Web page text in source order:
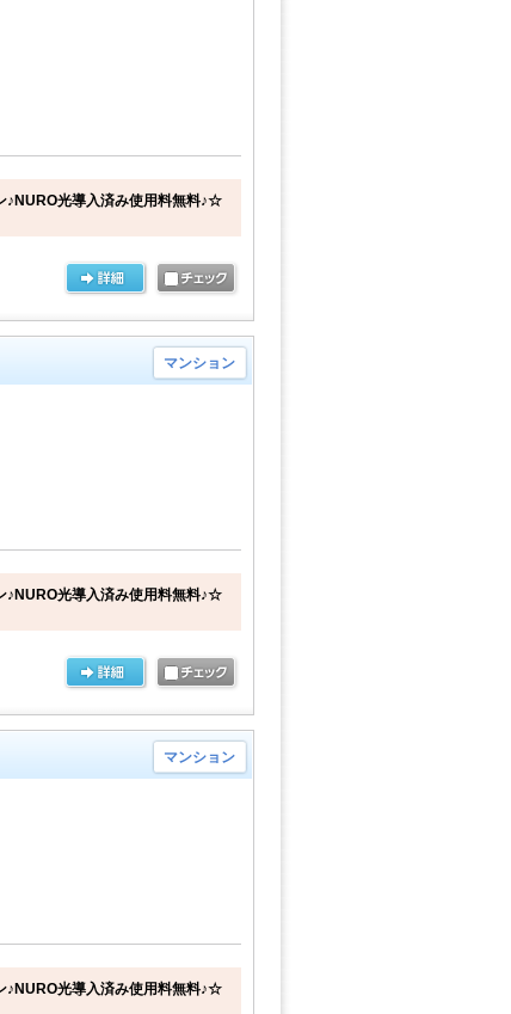
光導入済み使用料無料♪☆
マンション
光導入済み使用料無料♪☆
マンション
光導入済み使用料無料♪☆